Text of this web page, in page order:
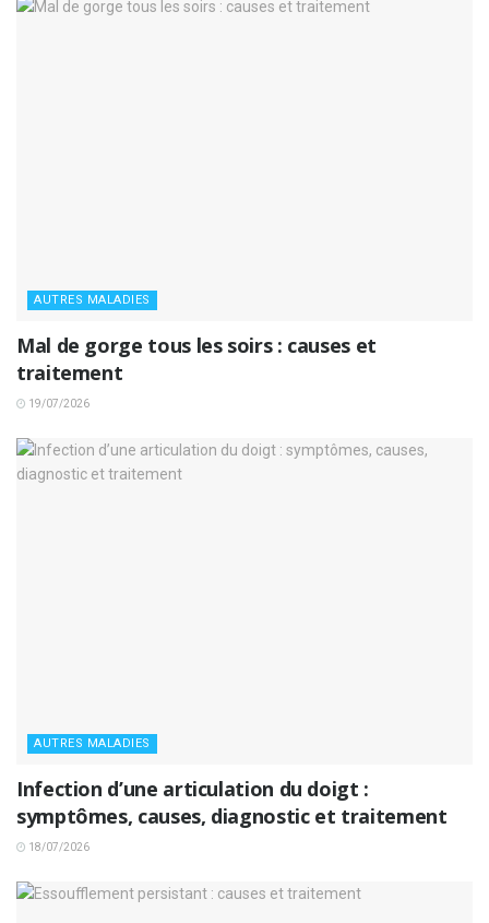
AUTRES MALADIES
Mal de gorge tous les soirs : causes et
traitement
19/07/2026
AUTRES MALADIES
Infection d’une articulation du doigt :
symptômes, causes, diagnostic et traitement
18/07/2026